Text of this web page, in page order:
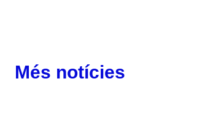
Més notícies